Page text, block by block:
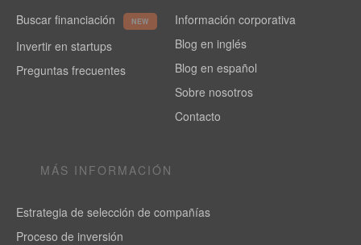
Buscar financiación NEW
Invertir en startups
Preguntas frecuentes
Información corporativa
Blog en inglés
Blog en español
Sobre nosotros
Contacto
MÁS INFORMACIÓN
Estrategia de selección de compañías
Proceso de inversión